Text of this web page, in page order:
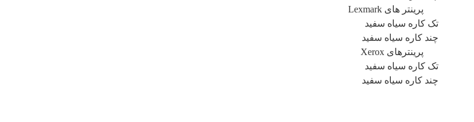
پرینتر های Lexmark
تک کاره سیاه سفید
چند کاره سیاه سفید
پرینترهای Xerox
تک کاره سیاه سفید
چند کاره سیاه سفید